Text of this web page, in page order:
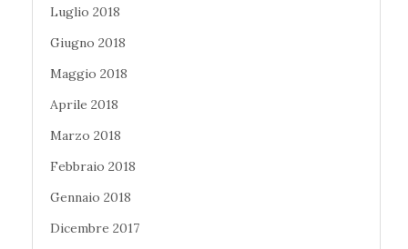
Luglio 2018
Giugno 2018
Maggio 2018
Aprile 2018
Marzo 2018
Febbraio 2018
Gennaio 2018
Dicembre 2017